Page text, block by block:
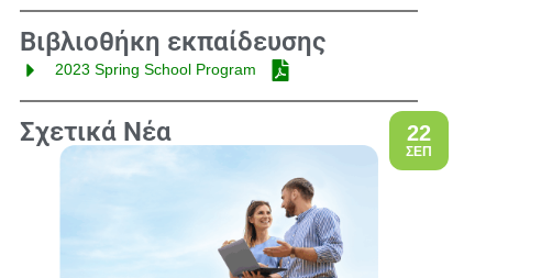
Βιβλιοθήκη εκπαίδευσης
2023 Spring School Program
Σχετικά Νέα 22
ΣΕΠ